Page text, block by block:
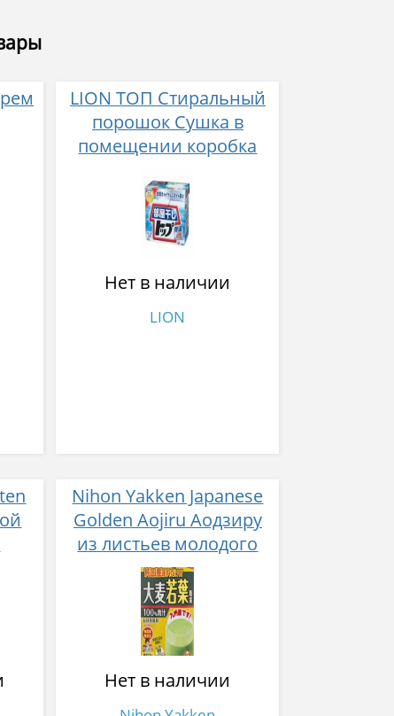
LION ТОП Стиральный
порошок Сушка в
помещении коробка
Нет в наличии
LION
Nihon Yakken Japanese
Golden Aojiru Аодзиру
из листьев молодого
ячменя
Нет в наличии